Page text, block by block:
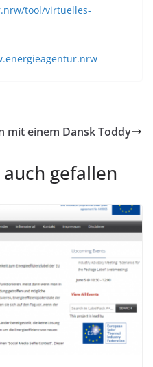
tool/virtuelles-
mit einem Dansk Toddy
gefallen